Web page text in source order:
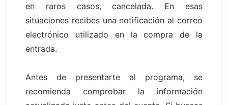
en raros casos, cancelada. En esas
situaciones recibes una notificación al correo
electrónico utilizado en la compra de la
entrada.
Antes de presentarte al programa, se
recomienda comprobar la información